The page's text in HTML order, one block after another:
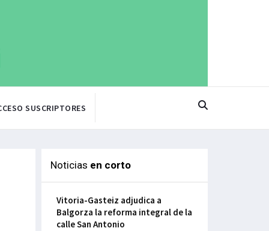
SUSCRIPTORES
Noticias en corto
Vitoria-Gasteiz adjudica a
Balgorza la reforma integral de la
calle San Antonio